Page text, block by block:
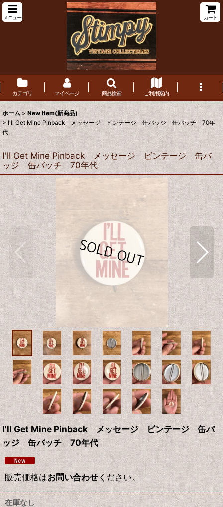
メニュー カート
カテゴリ マイページ 商品検索 ご利用案内
ホーム > New Item(新商品)
> I'll Get Mine Pinback メッセージ ビンテージ 缶バッジ 缶バッチ 70年
代
I'll Get Mine Pinback メッセージ ビンテージ 缶バ
ッジ 缶バッチ 70年代
I'll Get Mine Pinback メッセージ ビンテージ 缶バ
ッジ 缶バッチ 70年代
販売価格はお問い合わせください。
在庫なし